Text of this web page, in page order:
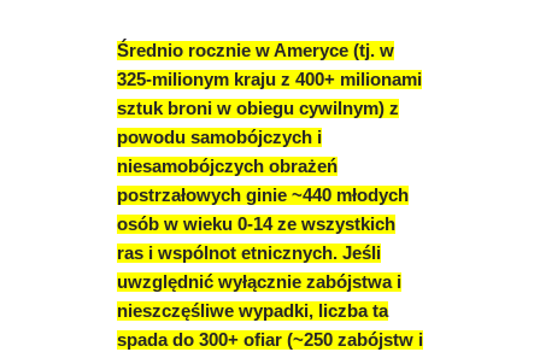
Średnio rocznie w Ameryce (tj. w
325-milionym kraju z 400+ milionami
sztuk broni w obiegu cywilnym) z
powodu samobójczych i
niesamobójczych obrażeń
postrzałowych ginie ~440 młodych
osób w wieku 0-14 ze wszystkich
ras i wspólnot etnicznych.Jeśli
uwzględnić wyłącznie zabójstwa i
nieszczęśliwe wypadki, liczba ta
spada do 300+ ofiar (~250 zabójstw i